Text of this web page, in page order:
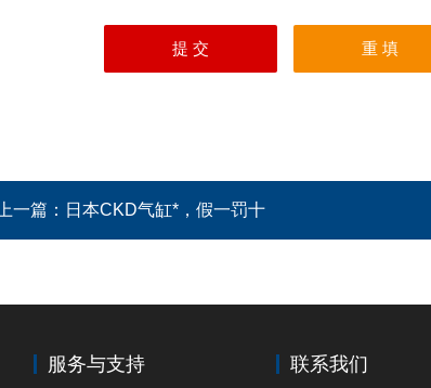
一篇： 日本CKD气缸*，假一罚十
服务与支持 联系我们